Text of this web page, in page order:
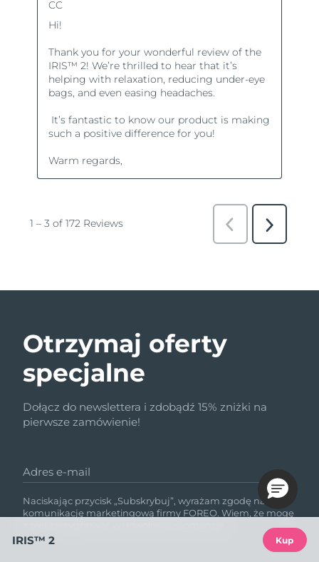
Otrzymaj oferty
specjalne
Dołącz do newslettera i zdobądź 15% zniżki na
pierwsze zamówienie!
Adres e-mail
Naciskając przycisk „Subskrybuj”, wyrażam zgodę na
komunikację marketingową firmy FOREO. Wiem, że mogę
IRIS™ 2 Kup